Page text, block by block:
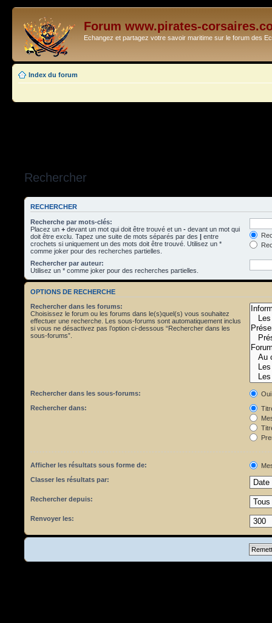
Forum www.pirates-
Echangez et partagez votre savoir maritime sur le forum des
Index du forum
Rechercher
RECHERCHER
Recherche par mots-clés:
Placez un + devant un mot qui doit être trouvé et un - devant un mot qui
doit être exclu. Tapez une suite de mots séparés par des | entre
crochets si uniquement un des mots doit être trouvé. Utilisez un *
comme joker pour des recherches partielles.
Rechercher par auteur:
Utilisez un * comme joker pour des recherches partielles.
OPTIONS DE RECHERCHE
Rechercher dans les forums:
Choisissez le forum ou les forums dans le(s)quel(s) vous souhaitez
effectuer une recherche. Les sous-forums sont automatiquement inclus
si vous ne désactivez pas l’option ci-dessous “Rechercher dans les
sous-forums”.
Rechercher dans les sous-forums:
Oui
Rechercher dans:
Afficher les résultats sous forme de:
Classer les résultats par:
Rechercher depuis:
Renvoyer les: